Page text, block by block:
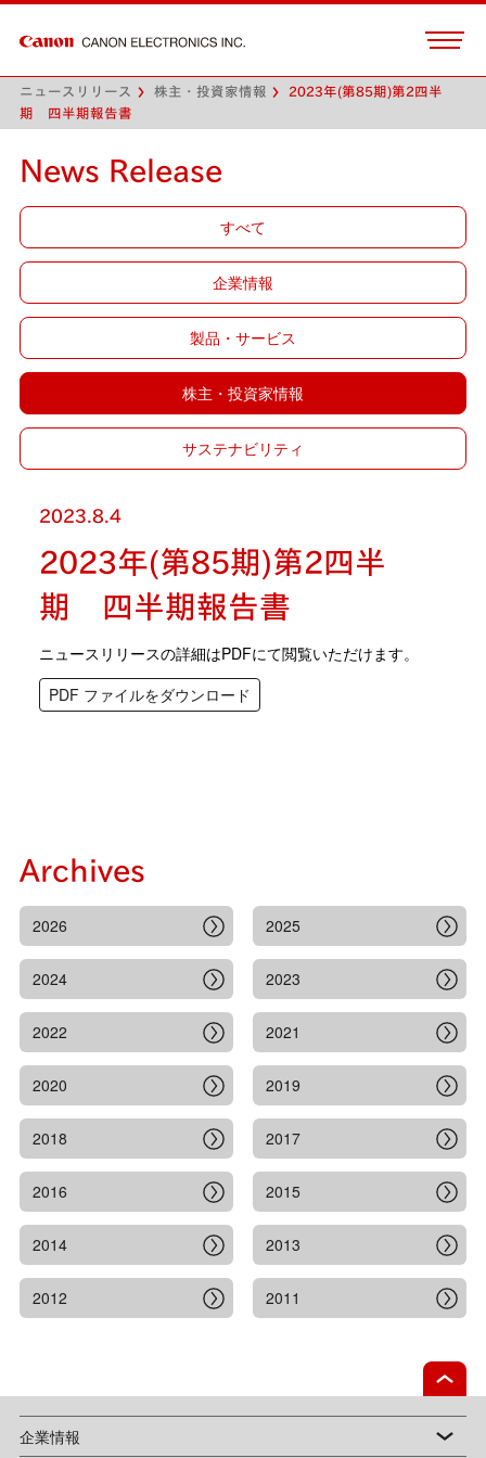
ニュースリリース 株主・投資家情報
2023年(第85期)第2四半
期 四半期報告書
News Release
すべて
企業情報
製品・サービス
株主・投資家情報
サステナビリティ
2023.8.4
2023年(第85期)第2四半
期 四半期報告書
ニュースリリースの詳細はPDFにて閲覧いただけます。
PDF ファイルをダウンロード
Archives
2026 2025
2024 2023
2022 2021
2020 2019
2018 2017
2016 2015
2014 2013
2012 2011
企業情報